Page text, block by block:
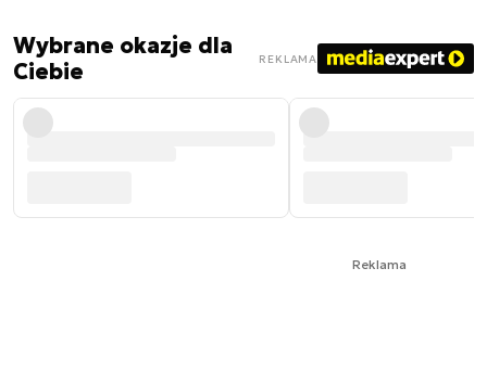
Wybrane okazje dla
Ciebie
REKLAMA
Reklama